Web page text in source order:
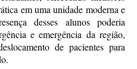
em uma unidade moderna e
desses alunos poderia
e emergência da região,
de pacientes para